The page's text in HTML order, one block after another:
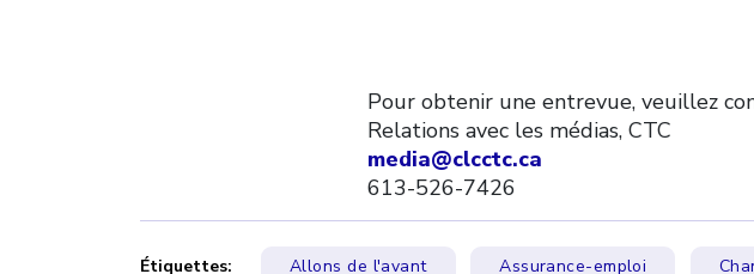
Pour obtenir une entrevue, veuillez
Relations avec les médias, CTC
media@clcctc.ca
613-526-7426
Étiquettes: Allons de l'avant Assurance-emploi